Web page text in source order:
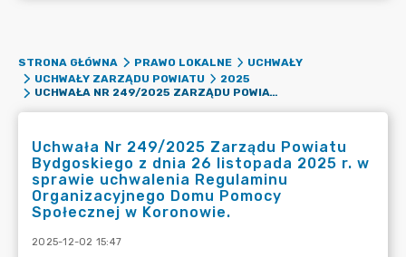
STRONA GŁÓWNA PRAWO LOKALNE
UCHWAŁY
UCHWAŁY ZARZĄDU POWIATU
2025
UCHWAŁA NR 249/2025 ZARZĄDU POWIATU BYDGOSKIEGO Z DNIA 26 LISTOPADA 2025 R. W SPRAWIE UCHWALENIA REGULAMINU ORGANIZACYJNEGO DOMU POMOCY SPOŁECZNEJ W KORONOWIE.
Uchwała Nr 249/2025 Zarządu Powiatu
Bydgoskiego z dnia 26 listopada 2025 r. w
sprawie uchwalenia Regulaminu
Organizacyjnego Domu Pomocy
Społecznej w Koronowie.
2025-12-02 15:47